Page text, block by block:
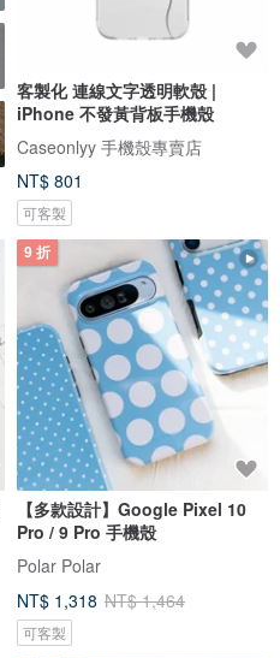
客製化 連線文字透明軟殼 |
iPhone 不發黃背板手機殼
Caseonlyy 手機殼專賣店
NT$ 801
可客製
9 折
【多款設計】Google Pixel 10
Pro / 9 Pro 手機殼
Polar Polar
NT$ 1,318 NT$ 1,464
可客製